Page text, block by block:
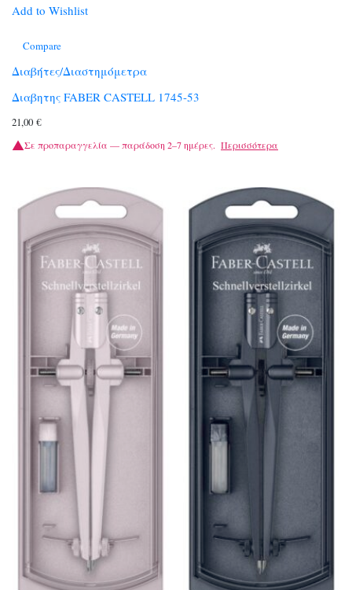
Add to Wishlist
Compare
Διαβήτες/Διαστημόμετρα
Διαβητης FABER CASTELL 1745-53
21,00 €
Σε προπαραγγελία — παράδοση 2–7 ημέρες. Περισσότερα